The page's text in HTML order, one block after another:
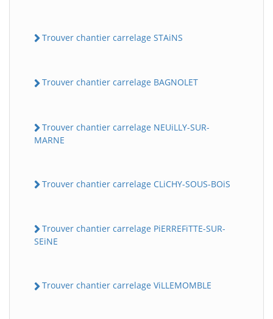
Trouver chantier carrelage STAiNS
Trouver chantier carrelage BAGNOLET
Trouver chantier carrelage NEUiLLY-SUR-
MARNE
Trouver chantier carrelage CLiCHY-SOUS-BOiS
Trouver chantier carrelage PiERREFiTTE-SUR-
SEiNE
Trouver chantier carrelage ViLLEMOMBLE